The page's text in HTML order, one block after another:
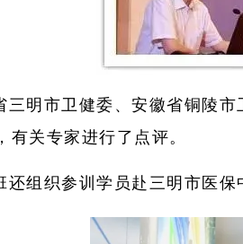
三明市卫健委、安徽省铜陵
有关专家进行了点评。
还组织参训学员赴三明市医保